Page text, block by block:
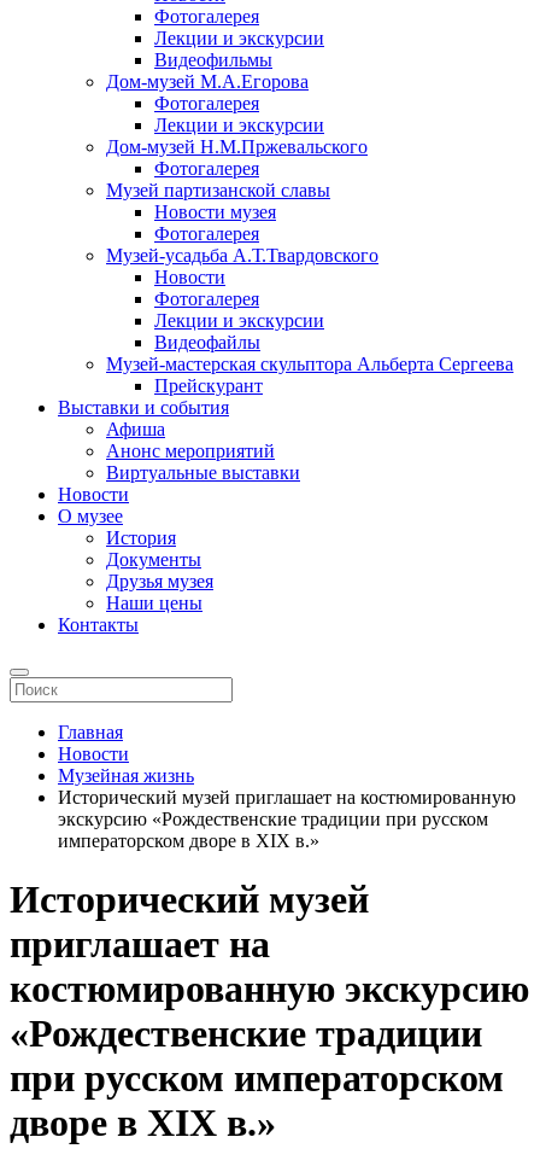
Фотогалерея
Лекции и экскурсии
Видеофильмы
Дом-музей М.А.Егорова
Фотогалерея
Лекции и экскурсии
Дом-музей Н.М.Пржевальского
Фотогалерея
Музей партизанской славы
Новости музея
Фотогалерея
Музей-усадьба А.Т.Твардовского
Новости
Фотогалерея
Лекции и экскурсии
Видеофайлы
Музей-мастерская скульптора Альберта Сергеева
Прейскурант
Выставки и события
Афиша
Анонс мероприятий
Виртуальные выставки
Новости
О музее
История
Документы
Друзья музея
Наши цены
Контакты
Главная
Новости
Музейная жизнь
Исторический музей приглашает на костюмированную
экскурсию «Рождественские традиции при русском
императорском дворе в XIX в.»
Исторический музей
приглашает на
костюмированную экскурсию
«Рождественские традиции
при русском императорском
дворе в XIX в.»